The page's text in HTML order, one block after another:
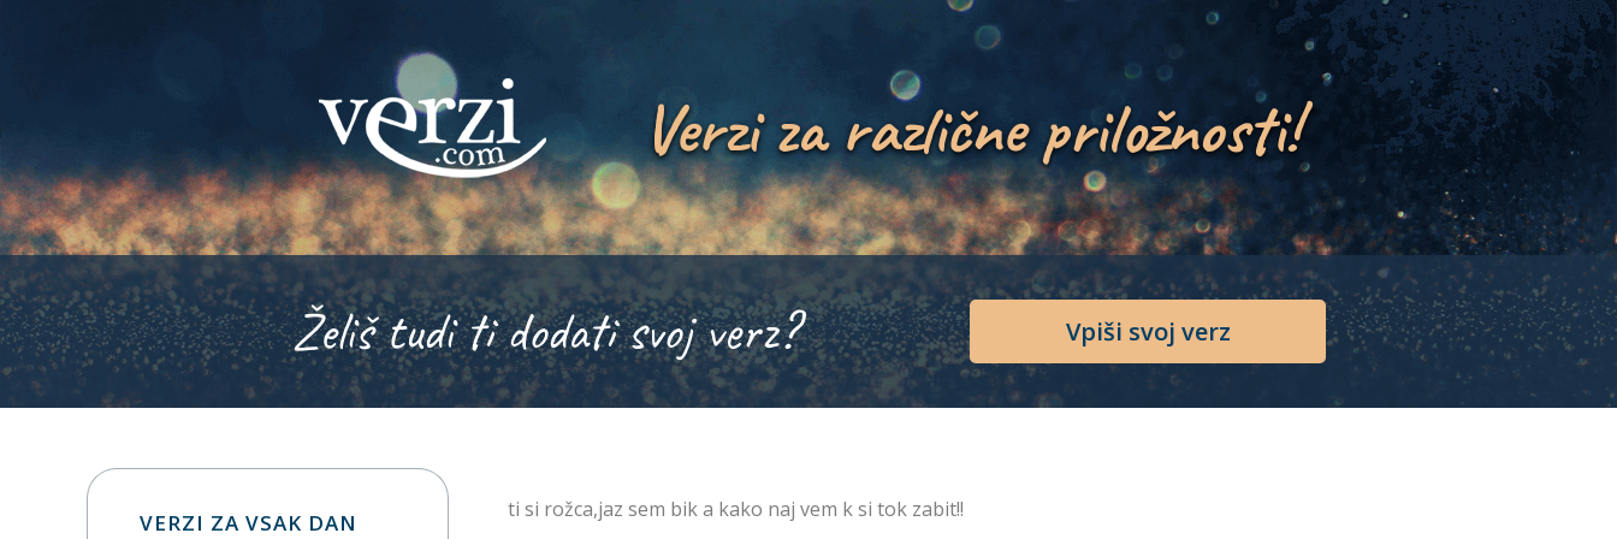
Verzi za različne priložnosti!
Želiš tudi ti dodati svoj verz? Vpiši svoj verz
ti si rožca,jaz sem bik a kako naj vem k si tok zabit!!
VERZI ZA VSAK DAN